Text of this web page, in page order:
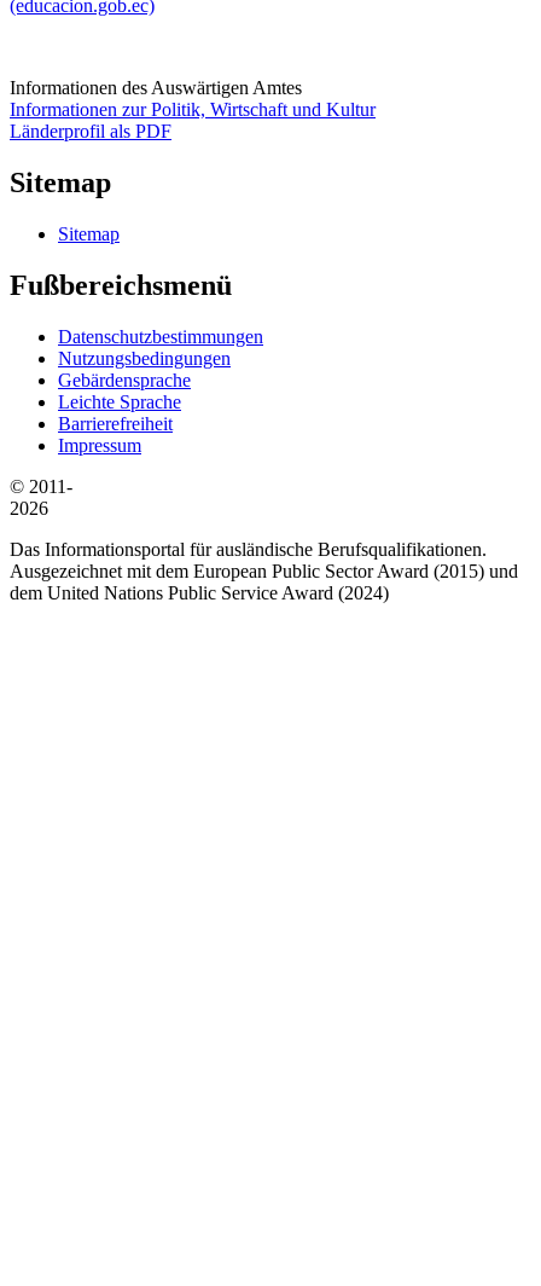
(educacion.gob.ec)
Informationen des Auswärtigen Amtes
Informationen zur Politik, Wirtschaft und Kultur
Länderprofil als PDF
Sitemap
Sitemap
Fußbereichsmenü
Datenschutzbestimmungen
Nutzungsbedingungen
Gebärdensprache
Leichte Sprache
Barrierefreiheit
Impressum
© 2011-
2026
Das Informationsportal für ausländische Berufsqualifikationen.
Ausgezeichnet mit dem European Public Sector Award (2015) und
dem United Nations Public Service Award (2024)